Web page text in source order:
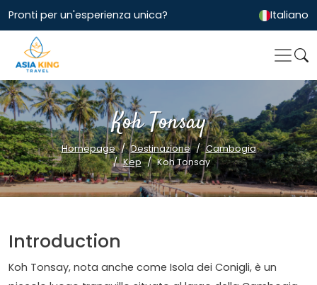
Pronti per un'esperienza unica? Italiano
Koh Tonsay
Homepage Destinazione
Cambogia
Kep
Koh Tonsay
Introduction
Koh Tonsay, nota anche come Isola dei Conigli, è un